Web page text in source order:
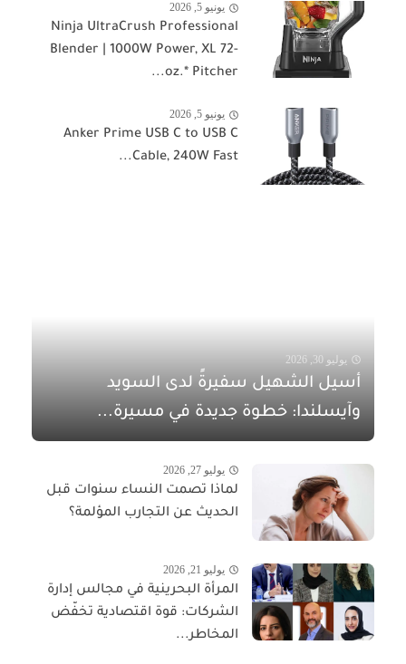
يونيو 5, 2026
Ninja UltraCrush Professional
Blender | 1000W Power, XL 72-
oz.* Pitcher...
يونيو 5, 2026
Anker Prime USB C to USB C
Cable, 240W Fast...
يوليو 30, 2026
أسيل الشهيل سفيرةً لدى السويد
وآيسلندا: خطوة جديدة في مسيرة...
يوليو 27, 2026
لماذا تصمت النساء سنوات قبل
الحديث عن التجارب المؤلمة؟
يوليو 21, 2026
المرأة البحرينية في مجالس إدارة
الشركات: قوة اقتصادية تخفّض
المخاطر...